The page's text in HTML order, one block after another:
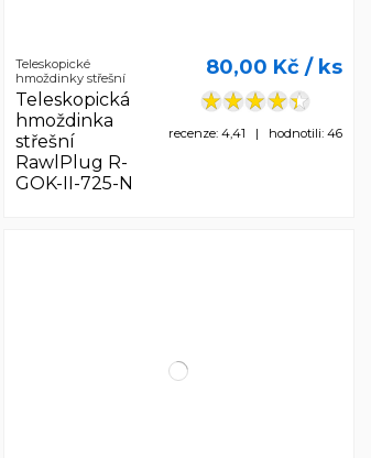
Teleskopické
hmoždinky střešní
Teleskopická
hmoždinka
střešní
RawlPlug R-
GOK-II-725-N
80,00 Kč/ ks
recenze: 4,41 | hodnotili: 46